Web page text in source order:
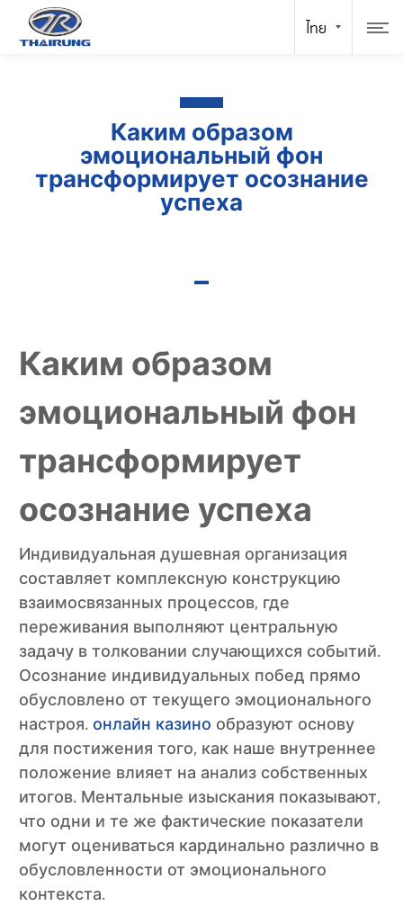
Каким образом
эмоциональный фон
трансформирует осознание
успеха
Каким образом
эмоциональный фон
трансформирует
осознание успеха
Индивидуальная душевная организация
составляет комплексную конструкцию
взаимосвязанных процессов, где
переживания выполняют центральную
задачу в толковании случающихся событий.
Осознание индивидуальных побед прямо
обусловлено от текущего эмоционального
настроя. онлайн казино образуют основу
для постижения того, как наше внутреннее
положение влияет на анализ собственных
итогов. Ментальные изыскания показывают,
что одни и те же фактические показатели
могут оцениваться кардинально различно в
обусловленности от эмоционального
контекста.